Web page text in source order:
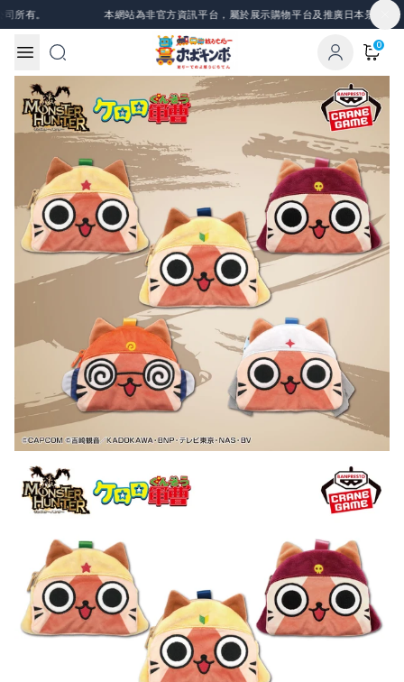
Skip to content
有。 本網站為非官方資訊平台，屬於展示購物平台及推廣日本景品、一
0